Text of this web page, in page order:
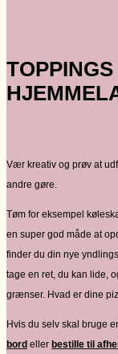
Vær kreativ og prøv at
andre gøre.
Tøm for eksempel
en super god måde at
finder du din nye
tage en ret, du kan lide,
grænser. Hvad er dine
Hvis du selv skal bruge
bord eller bestille til